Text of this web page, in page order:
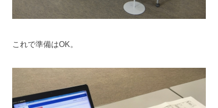
これで準備はOK。